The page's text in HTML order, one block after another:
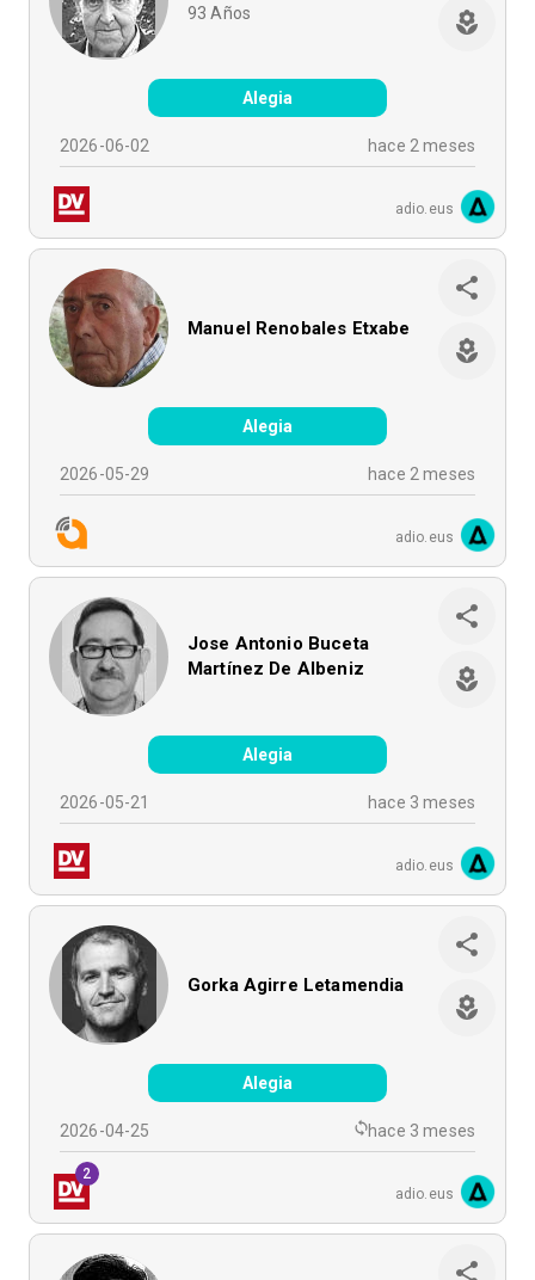
93 Años
Alegia
2026-06-02 hace 2 meses
adio.eus
Manuel Renobales Etxabe
Alegia
2026-05-29 hace 2 meses
adio.eus
Jose Antonio Buceta
Martínez De Albeniz
Alegia
2026-05-21 hace 3 meses
adio.eus
Gorka Agirre Letamendia
Alegia
2026-04-25 hace 3 meses
2
adio.eus